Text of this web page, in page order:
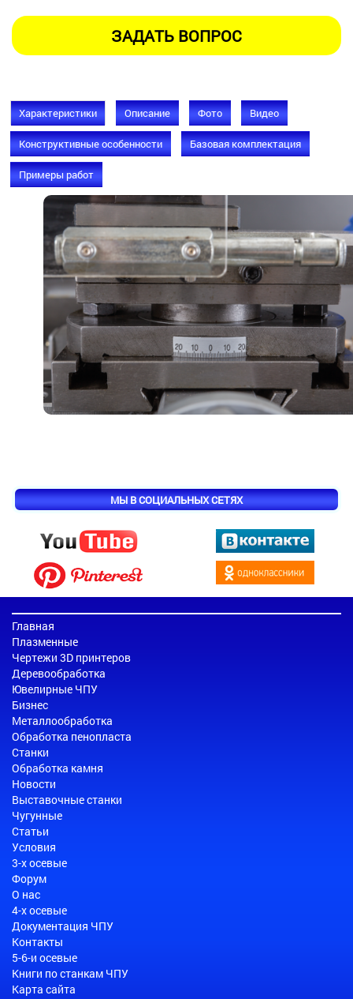
Характеристики Описание Фото Видео
Конструктивные особенности Базовая комплектация
Примеры работ
МЫ В СОЦИАЛЬНЫХ СЕТЯХ
Главная
Плазменные
Чертежи 3D принтеров
Деревообработка
Ювелирные ЧПУ
Бизнес
Металлообработка
Обработка пенопласта
Станки
Обработка камня
Новости
Выставочные станки
Чугунные
Статьи
Условия
3-х осевые
Форум
О нас
4-х осевые
Документация ЧПУ
Контакты
5-6-и осевые
Книги по станкам ЧПУ
Карта сайта